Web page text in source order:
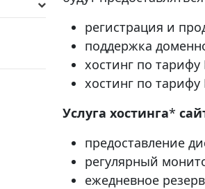
регистрация и
поддержка
хостинг по
хостинг по
Услуга хостинга*
предоставление
регулярный
ежедневное